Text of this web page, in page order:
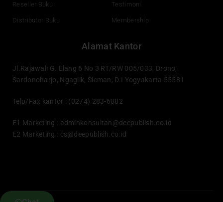
Reseller Buku
Distributor Buku
Testimoni
Membership
Alamat Kantor
Jl.Rajawali G. Elang 6 No 3 RT/RW 005/033, Drono,
Sardonoharjo, Ngaglik, Sleman, D.I Yogyakarta 55581
Telp/Fax kantor : (0274) 283-6082
E1 Marketing : adminkonsultan@deepublish.co.id
E2 Marketing : cs@deepublish.co.id